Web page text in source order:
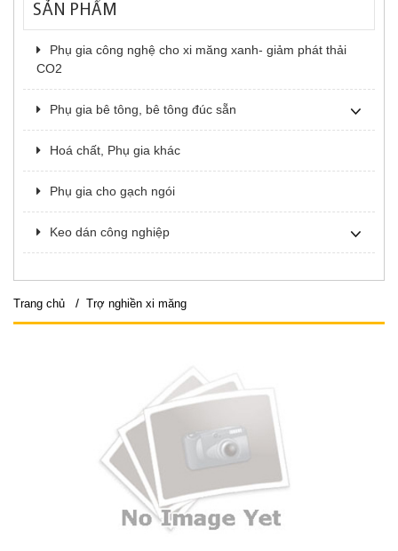
SẢN PHẨM
Phụ gia công nghệ cho xi măng xanh- giảm phát thải
CO2
Phụ gia bê tông, bê tông đúc sẵn
Hoá chất, Phụ gia khác
Phụ gia cho gạch ngói
Keo dán công nghiệp
Trang chủ / Trợ nghiền xi măng